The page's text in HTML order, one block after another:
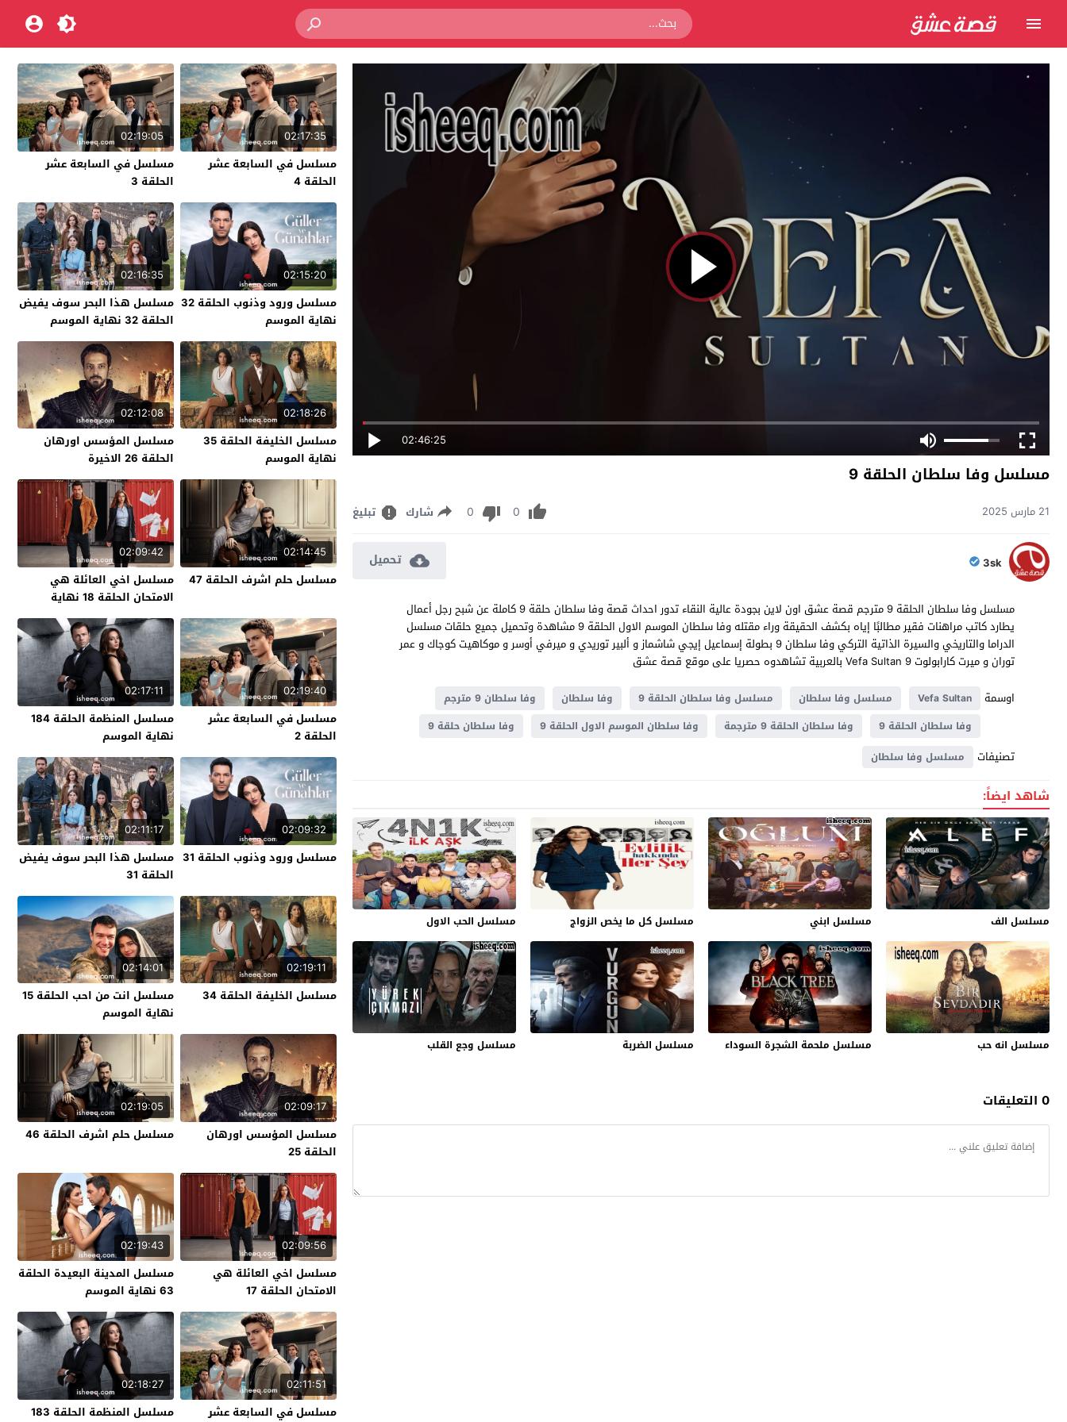
02:46:25
مسلسل وفا سلطان الحلقة 9
21 مارس 2025 0
0 شارك تبليغ
3sk تحميل
مسلسل وفا سلطان الحلقة 9 مترجم قصة عشق اون لاين بجودة عالية النقاء تدور احداث قصة وفا سلطان حلقة 9 كاملة عن شبح رجل أعمال
يطارد كاتب مراهنات فقير مطالبًا إياه بكشف الحقيقة وراء مقتله وفا سلطان الموسم الاول الحلقة 9 مشاهدة وتحميل جميع حلقات مسلسل
الدراما والتاريخي والسيرة الذاتية التركي وفا سلطان 9 بطولة إسماعيل إيجي شاشماز و ألبير توريدي و ميرفي أوسر و موكاهيت كوجاك و عمر
توران و ميرت كارابولوت Vefa Sultan 9 بالعربية تشاهدوه حصريا على موقع قصة عشق
اوسمة
Vefa Sultan مسلسل وفا سلطان مسلسل وفا سلطان الحلقة 9 وفا سلطان
وفا سلطان 9 مترجم
وفا سلطان الحلقة 9
وفا سلطان الحلقة 9 مترجمة وفا سلطان الموسم الاول الحلقة 9 وفا سلطان حلقة 9
تصنيفات مسلسل وفا سلطان
شاهد ايضاً:
مسلسل الف مسلسل ابني مسلسل كل ما يخص الزواج مسلسل الحب الاول
مسلسل انه حب مسلسل ملحمة الشجرة السوداء مسلسل الضربة مسلسل وجع القلب
0 التعليقات
02:17:35
مسلسل في السابعة عشر
الحلقة 4
02:19:05
مسلسل في السابعة عشر
الحلقة 3
02:15:20
مسلسل ورود وذنوب الحلقة 32
نهاية الموسم
02:16:35
مسلسل هذا البحر سوف يفيض
الحلقة 32 نهاية الموسم
02:18:26
مسلسل الخليفة الحلقة 35
نهاية الموسم
02:12:08
مسلسل المؤسس اورهان
الحلقة 26 الاخيرة
02:14:45
مسلسل حلم اشرف الحلقة 47
02:09:42
مسلسل اخي العائلة هي
الامتحان الحلقة 18 نهاية
الموسم
02:19:40
مسلسل في السابعة عشر
الحلقة 2
02:17:11
مسلسل المنظمة الحلقة 184
نهاية الموسم
02:09:32
مسلسل ورود وذنوب الحلقة 31
02:11:17
مسلسل هذا البحر سوف يفيض
الحلقة 31
02:19:11
مسلسل الخليفة الحلقة 34
02:14:01
مسلسل انت من احب الحلقة 15
نهاية الموسم
02:09:17
مسلسل المؤسس اورهان
الحلقة 25
02:19:05
مسلسل حلم اشرف الحلقة 46
02:09:56
مسلسل اخي العائلة هي
الامتحان الحلقة 17
02:19:43
مسلسل المدينة البعيدة الحلقة
63 نهاية الموسم
02:11:51
مسلسل في السابعة عشر
02:18:27
مسلسل المنظمة الحلقة 183